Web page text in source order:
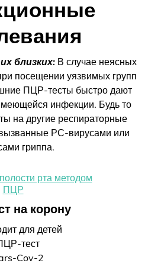
близких:В случае неясных
посещении уязвимых групп
ПЦР-тесты быстро дают
инфекции. Будь то
на другие респираторные
РС-вирусами или
гриппа.
на корону
для детей
тест
Cov-2